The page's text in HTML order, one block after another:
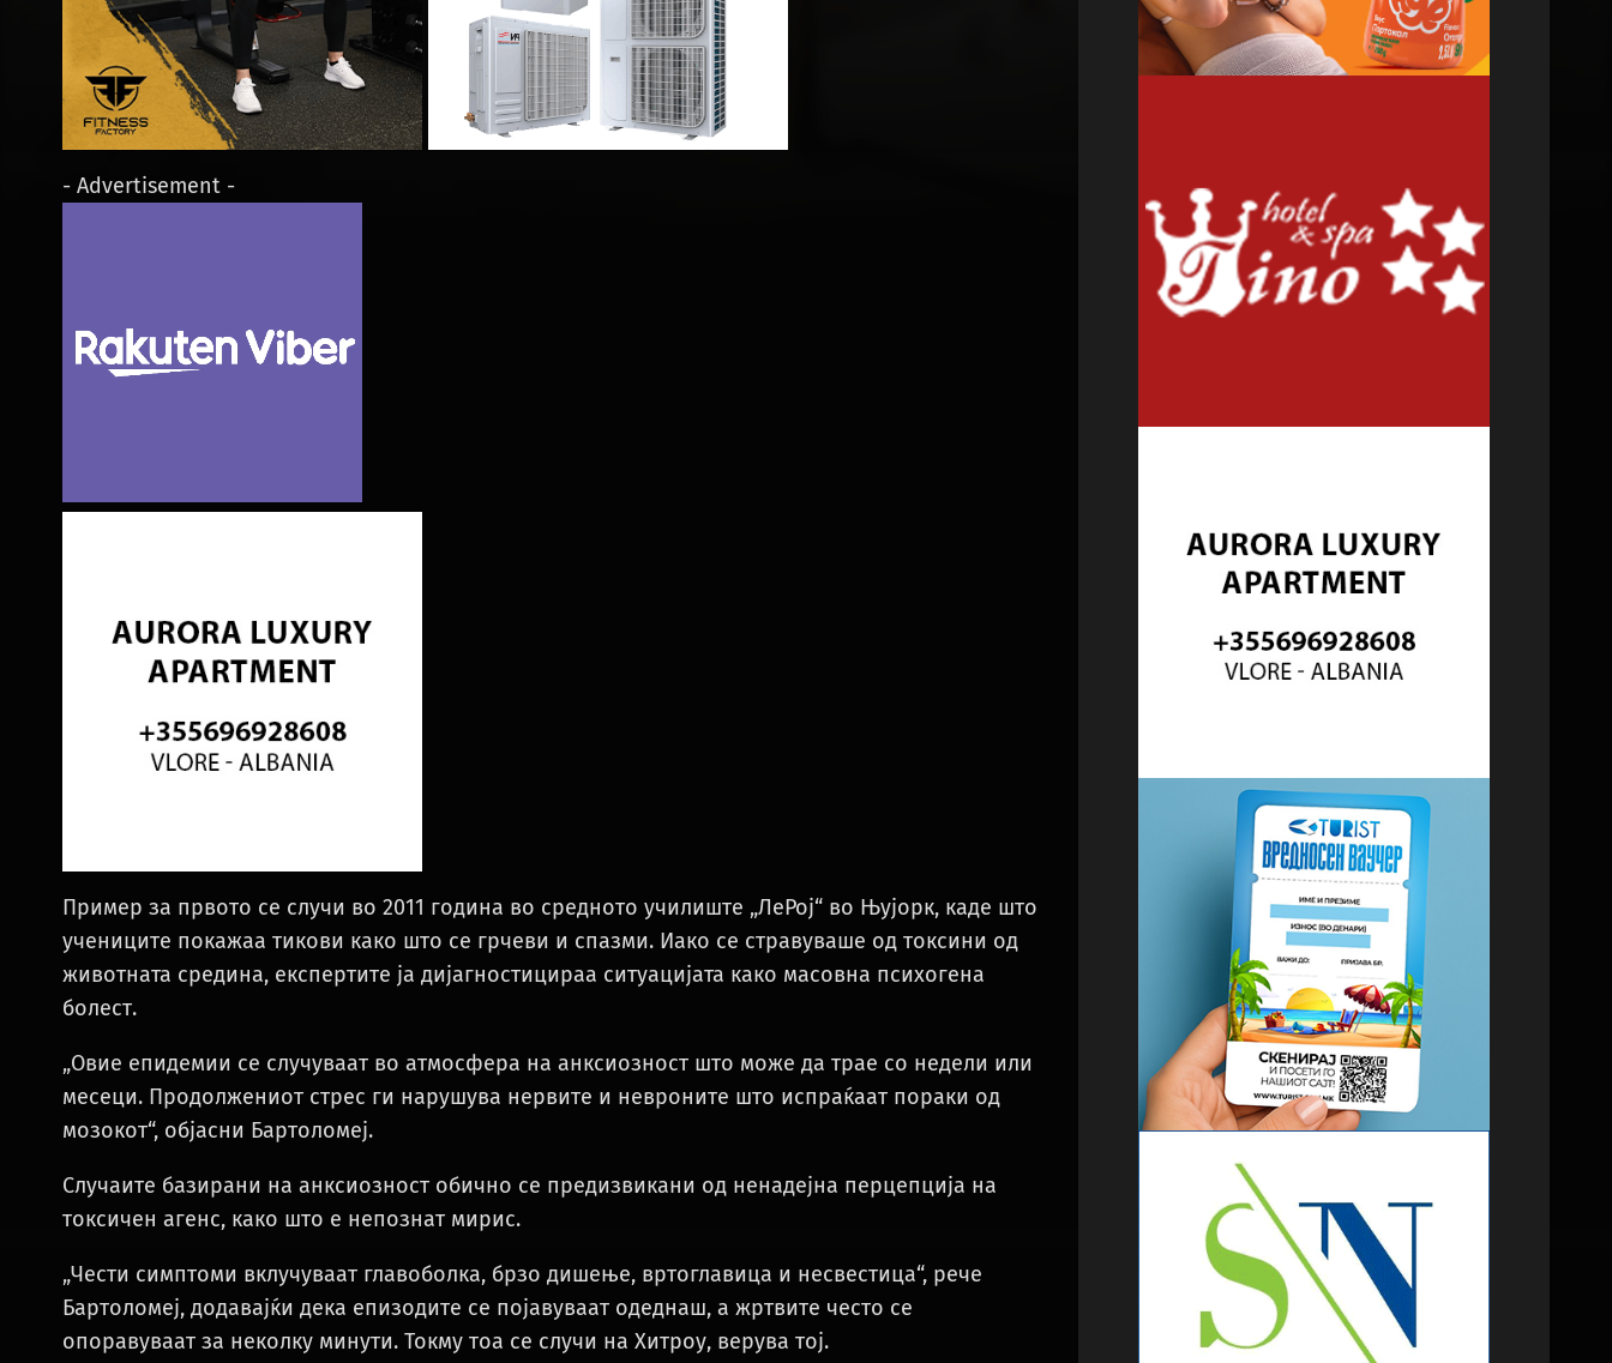
- Advertisement -
Пример за првото се случи во 2011 година во средното училиште „ЛеРој“ во Њујорк, каде што
учениците покажаа тикови како што се грчеви и спазми. Иако се стравуваше од токсини од
животната средина, експертите ја дијагностицираа ситуацијата како масовна психогена
болест.
„Овие епидемии се случуваат во атмосфера на анксиозност што може да трае со недели или
месеци. Продолжениот стрес ги нарушува нервите и невроните што испраќаат пораки од
мозокот“, објасни Бартоломеј.
Случаите базирани на анксиозност обично се предизвикани од ненадејна перцепција на
токсичен агенс, како што е непознат мирис.
„Чести симптоми вклучуваат главоболка, брзо дишење, вртоглавица и несвестица“, рече
Бартоломеј, додавајќи дека епизодите се појавуваат одеднаш, а жртвите често се
опоравуваат за неколку минути. Токму тоа се случи на Хитроу, верува тој.